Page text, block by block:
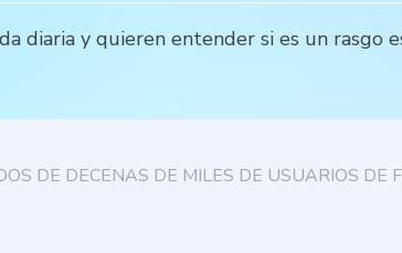
diaria y quieren entender si es un rasgo
DE DECENAS DE MILES DE USUARIOS DE